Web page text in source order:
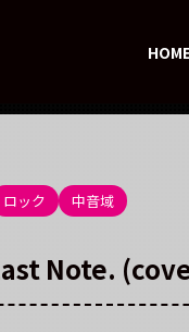
ロック 中音域
Note.